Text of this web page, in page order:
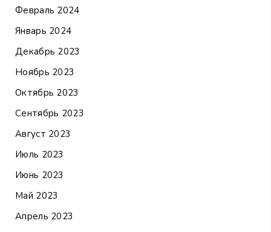
Февраль 2024
Январь 2024
Декабрь 2023
Ноябрь 2023
Октябрь 2023
Сентябрь 2023
Август 2023
Июль 2023
Июнь 2023
Май 2023
Апрель 2023